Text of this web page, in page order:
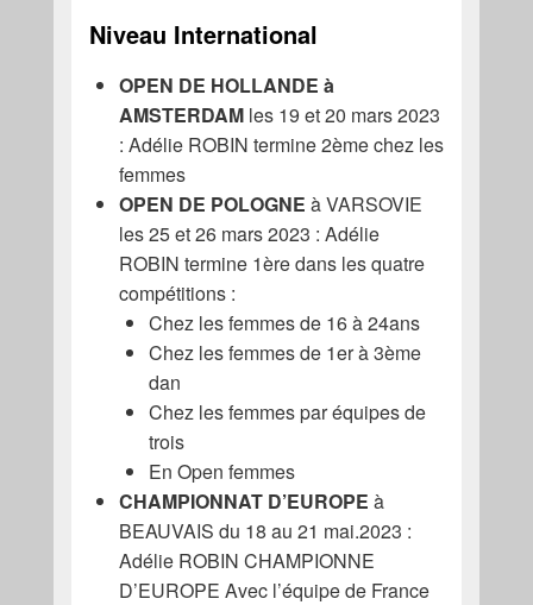
Niveau International
OPEN DE HOLLANDE à
AMSTERDAMles 19 et 20 mars 2023
: Adélie ROBIN termine 2ème chez les
femmes
OPEN DE POLOGNE à VARSOVIE
les 25 et 26 mars 2023 : Adélie
ROBIN termine 1ère dans les quatre
compétitions :
Chez les femmes de 16 à 24ans
Chez les femmes de 1er à 3ème
dan
Chez les femmes par équipes de
trois
En Open femmes
CHAMPIONNAT D’EUROPE à
BEAUVAIS du 18 au 21 mai.2023 :
Adélie ROBIN CHAMPIONNE
D’EUROPE Avec l’équipe de France